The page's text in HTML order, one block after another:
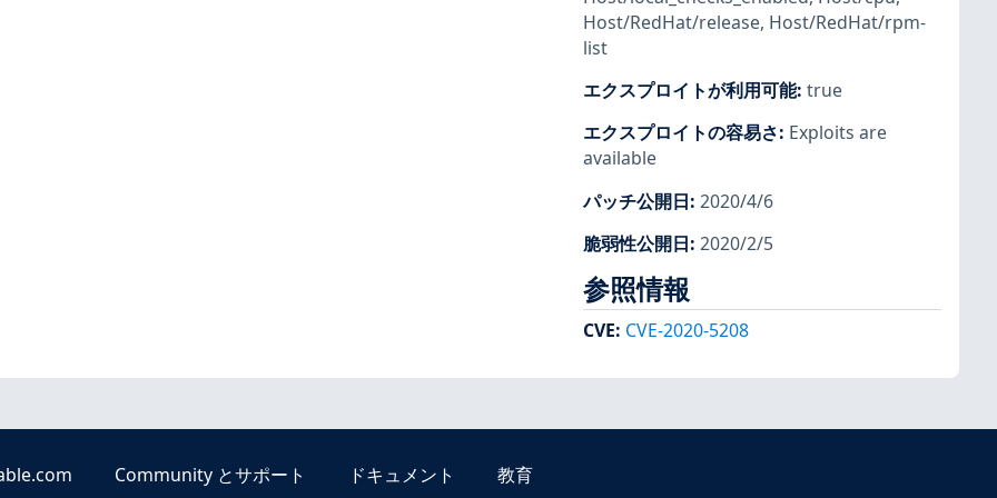
Host/RedHat/release, Host/RedHat/rpm-
list
エクスプロイトが利用可能: true
エクスプロイトの容易さ: Exploits are
available
パッチ公開日: 2020/4/6
脆弱性公開日: 2020/2/5
参照情報
CVE: CVE-2020-5208
Community とサポート ドキュメント 教育